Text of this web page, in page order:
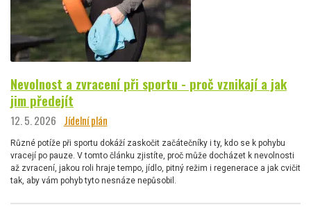
Nevolnost a zvracení při sportu - proč vznikají a jak
jim předejít
12. 5. 2026 Jídelní plán
Různé potíže při sportu dokáží zaskočit začátečníky i ty, kdo se k pohybu
vracejí po pauze. V tomto článku zjistíte, proč může docházet k nevolnosti
až zvracení, jakou roli hraje tempo, jídlo, pitný režim i regenerace a jak cvičit
tak, aby vám pohyb tyto nesnáze nepůsobil.